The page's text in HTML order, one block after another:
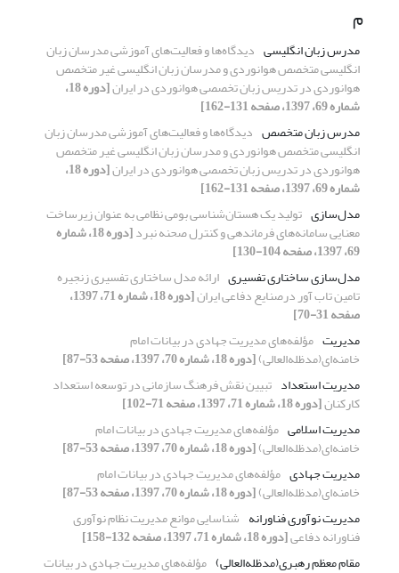
م
مدرس زبان انگلیسی دیدگاه‌ها و فعالیت‌های آموزشی مدرسان زبان
انگلیسی متخصص هوانوردی و مدرسان زبان انگلیسی غیر متخصص
هوانوردی در تدریس زبان تخصصی هوانوردی در ایران [دوره 18،
شماره 69، 1397، صفحه 131-162]
مدرس زبان متخصص دیدگاه‌ها و فعالیت‌های آموزشی مدرسان زبان
انگلیسی متخصص هوانوردی و مدرسان زبان انگلیسی غیر متخصص
هوانوردی در تدریس زبان تخصصی هوانوردی در ایران [دوره 18،
شماره 69، 1397، صفحه 131-162]
مدل‌سازی تولید یک هستان‌شناسی بومی نظامی به عنوان زیرساخت
معنایی سامانه‌های فرماندهی و کنترل صحنه نبرد [دوره 18، شماره
69، 1397، صفحه 104-130]
مدل‌سازی ساختاری تفسیری ارائه مدل ساختاری تفسیری زنجیره
تامین تاب آور درصنایع دفاعی ایران [دوره 18، شماره 71، 1397،
صفحه 31-70]
مدیریت مؤلفه‌های مدیریت جهادی در بیانات امام
خامنه‌ای(مدظله‌العالی)[دوره 18، شماره 70، 1397، صفحه 53-87]
مدیریت استعداد تبیین نقش فرهنگ سازمانی در توسعه استعداد
کارکنان[دوره 18، شماره 71، 1397، صفحه 71-102]
مدیریت اسلامی مؤلفه‌های مدیریت جهادی در بیانات امام
خامنه‌ای(مدظله‌العالی)[دوره 18، شماره 70، 1397، صفحه 53-87]
مدیریت جهادی مؤلفه‌های مدیریت جهادی در بیانات امام
خامنه‌ای(مدظله‌العالی)[دوره 18، شماره 70، 1397، صفحه 53-87]
مدیریت نوآوری فناورانه شناسایی موانع مدیریت نظام نوآوری
فناورانه دفاعی[دوره 18، شماره 71، 1397، صفحه 132-158]
مقام معظم رهبری(مدظله‌العالی) مؤلفه‌های مدیریت جهادی در بیانات